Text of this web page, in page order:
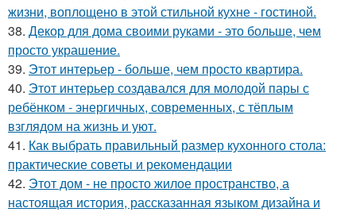
жизни, воплощено в этой стильной кухне - гостиной.
38. Декор для дома своими руками - это больше, чем
просто украшение.
39. Этот интерьер - больше, чем просто квартира.
40. Этот интерьер создавался для молодой пары с
ребёнком - энергичных, современных, с тёплым
взглядом на жизнь и уют.
41. Как выбрать правильный размер кухонного стола:
практические советы и рекомендации
42. Этот дом - не просто жилое пространство, а
настоящая история, рассказанная языком дизайна и